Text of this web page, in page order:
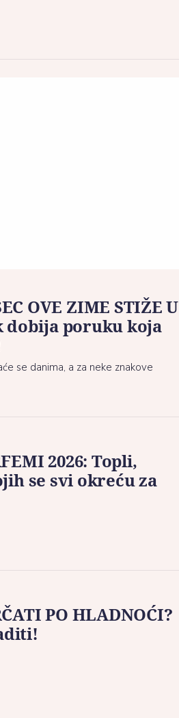
OVE ZIME STIŽE U
dobija poruku koja
se danima, a za neke znakove
2026: Topli,
se svi okreću za
PO HLADNOĆI?